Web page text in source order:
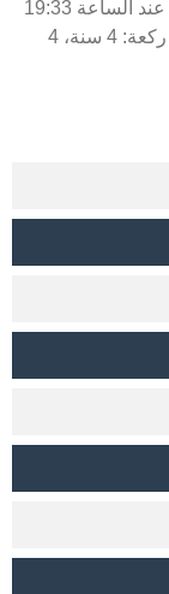
يبدأ وقت صلاة العشاء باراي كامبونج توم اليوم عند الساعة 19:33
وينتهي عند الفجر. تشمل هذه الصلاة الليلية 17 ركعة: 4 سنة، 4